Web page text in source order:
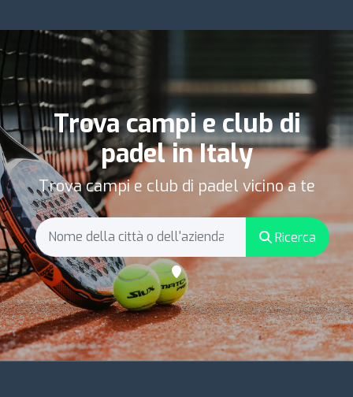
Trova campi e club di
padel in Italy
Trova campi e club di padel vicino a te
Ricerca